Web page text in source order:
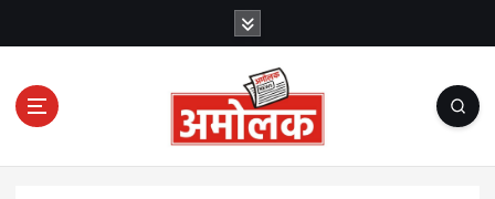
c
Amolak News